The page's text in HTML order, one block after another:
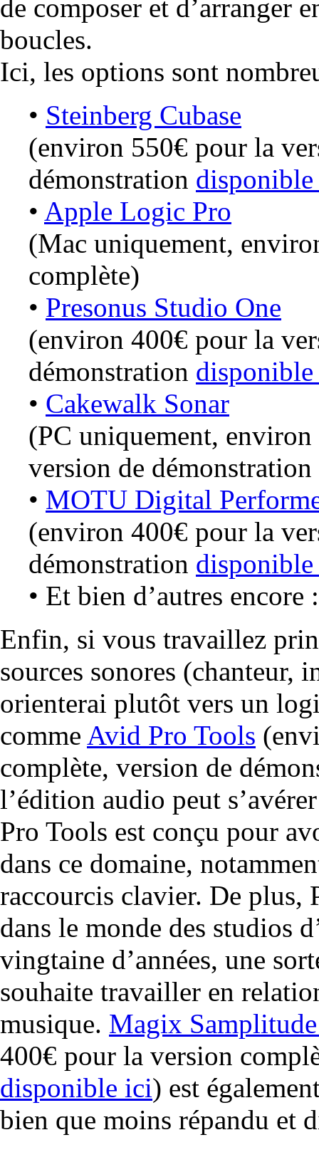
de composer et d’arranger
boucles.
Ici, les options sont
• Steinberg Cubase
(environ 550€ pour la
démonstration
• Apple Logic Pro
(Mac uniquement,
complète)
• Presonus Studio One
(environ 400€ pour la
démonstration
• Cakewalk Sonar
(PC uniquement,
version de démonstration
• MOTU Digital
(environ 400€ pour la
démonstration
• Et bien d’autres
Enfin, si vous travaillez
sources sonores (chanteur,
orienterai plutôt vers un
comme Avid Pro Tools
complète, version de
l’édition audio peut
Pro Tools est conçu pour
dans ce domaine,
raccourcis clavier. De plus,
dans le monde des studios
vingtaine d’années, une
souhaite travailler en
musique. Magix
400€ pour la version
disponible ici) est
bien que moins répandu et